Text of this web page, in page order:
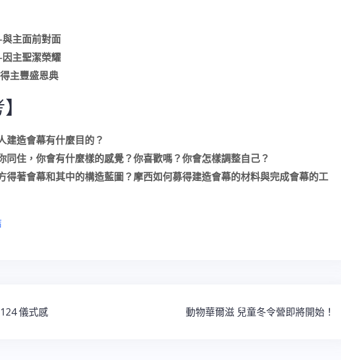
與主面前對面
因主聖潔榮耀
主豐盛恩典
建造會幕有什麼目的？
同住，你會有什麼樣的感覺？你喜歡嗎？你會怎樣調整自己？
得著會幕和其中的構造藍圖？摩西如何募得建造會幕的材料與完成會幕的工
儀式感 動物華爾滋 兒童冬令營即將開始！